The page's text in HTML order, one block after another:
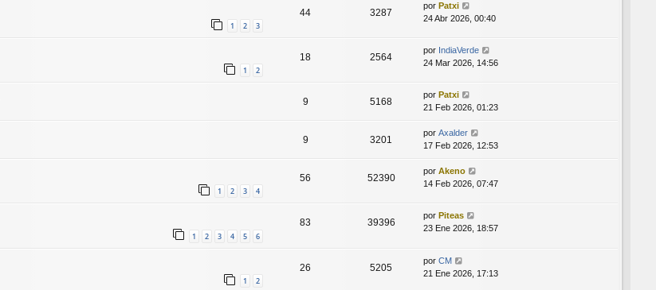
1 2 3
44 3287
por Patxi
24 Abr 2026, 00:40
1 2
18 2564
por IndiaVerde
24 Mar 2026, 14:56
9 5168
por Patxi
21 Feb 2026, 01:23
9 3201
por Axalder
17 Feb 2026, 12:53
1 2 3 4
56 52390
por Akeno
14 Feb 2026, 07:47
1 2 3 4 5 6
83 39396
por Piteas
23 Ene 2026, 18:57
1 2
26 5205
por CM
21 Ene 2026, 17:13